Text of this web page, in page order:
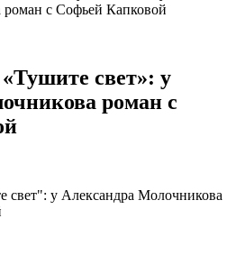
с Софьей Капковой
свет»: у
роман с